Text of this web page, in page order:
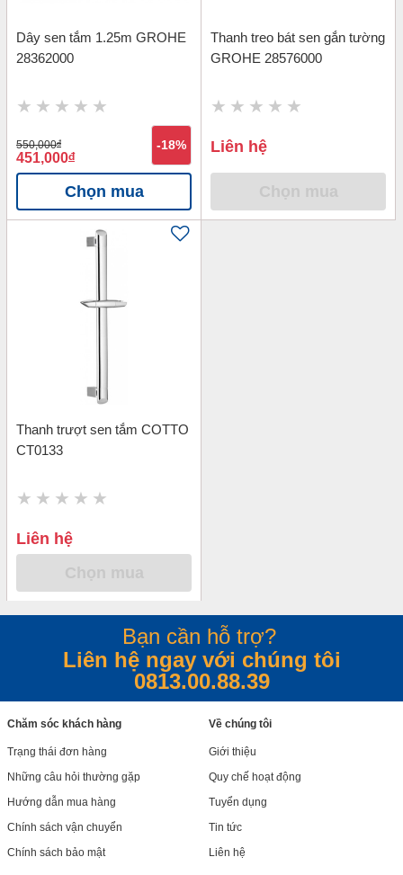
Dây sen tắm 1.25m GROHE
28362000
550,000đ
451,000đ
-18%
Chọn mua
Thanh treo bát sen gắn tường
GROHE 28576000
Liên hệ
Thanh trượt sen tắm COTTO
CT0133
Liên hệ
Bạn cần hỗ trợ?
Liên hệ ngay với chúng tôi
0813.00.88.39
Chăm sóc khách hàng
Trạng thái đơn hàng
Những câu hỏi thường gặp
Hướng dẫn mua hàng
Chính sách vận chuyển
Chính sách bảo mật
Về chúng tôi
Giới thiệu
Quy chế hoạt động
Tuyển dụng
Tin tức
Liên hệ